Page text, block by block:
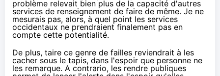
problème relevait bien plus de la capacité d'autres
services de renseignement de faire de même. Je ne
mesurais pas, alors, à quel point les services
occidentaux ne prendraient finalement pas en
compte cette potentialité.
De plus, taire ce genre de failles reviendrait à les
cacher sous le tapis, dans l'espoir que personne ne
les remarque. A contrario, les rendre publiques